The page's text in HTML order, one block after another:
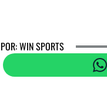
POR: WIN SPORTS